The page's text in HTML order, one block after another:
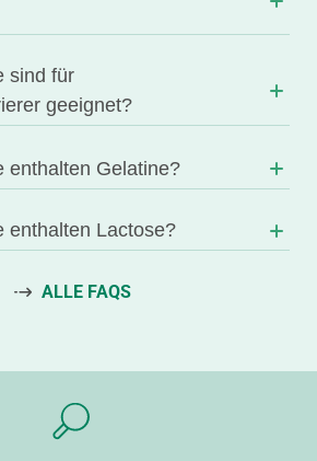
sind für
geeignet?
enthalten Gelatine?
enthalten Lactose?
ALLE FAQS